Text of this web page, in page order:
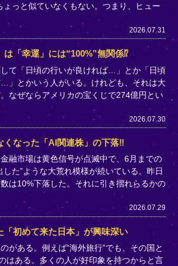
ょっと似ていなくもない。つまり、ヒュー
2026.07.31
は「幸運」には“100%”無関係⁉
て「日頃の行いが良ければ…」とか「日頃
」とかいう人がいる。けれども、それは大
なぜならアメリカの宝くじで274億円とい
2026.07.30
くなった「AI関連株」の下落‼
融市場は黄色信号が点滅中で、6月までの
した”ような大荒れ模様が続いている。昨日
は10%下落した。それに引き摺れらるかの
2026.07.29
「初めて来た日本」が興味深い
がある。例えば“海外旅行”でも、その国と
はある。多くの人が好印象を持つからと言